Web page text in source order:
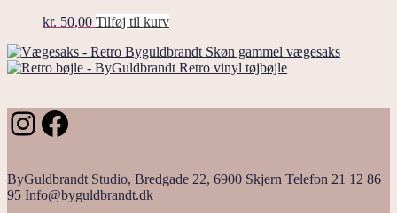
kr. 50,00 Tilføj til kurv
Skøn gammel vægesaks
Retro vinyl tøjbøjle
Instagram
Facebook
ByGuldbrandt Studio, Bredgade 22, 6900 Skjern Telefon 21 12 86
95 Info@byguldbrandt.dk